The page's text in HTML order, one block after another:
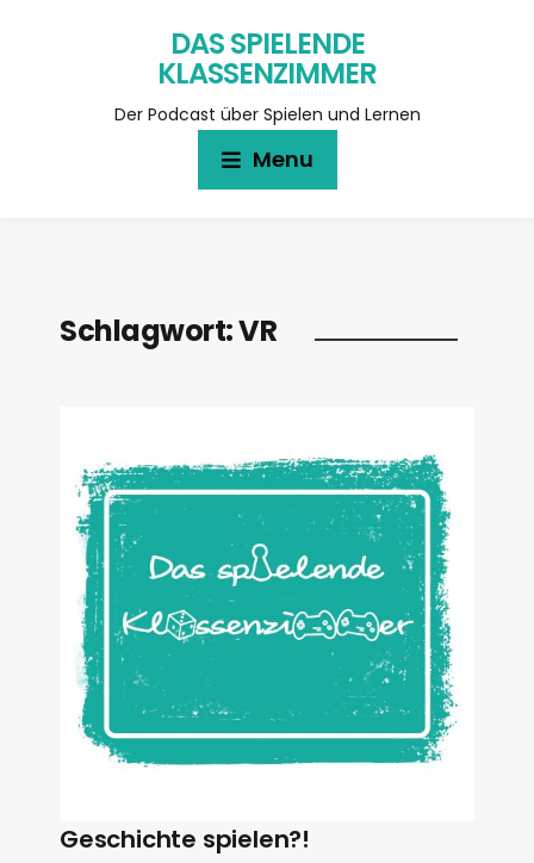
DAS SPIELENDE
KLASSENZIMMER
Der Podcast über Spielen und Lernen
Menu
Schlagwort:VR
Geschichte spielen?!